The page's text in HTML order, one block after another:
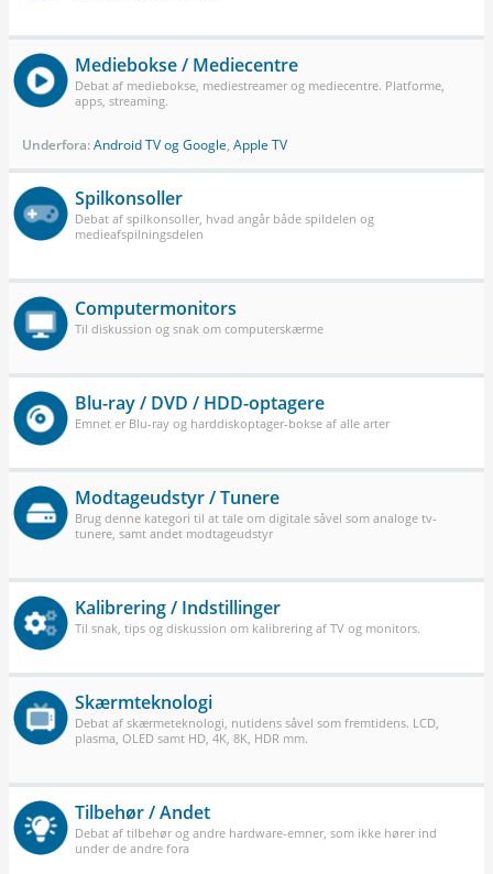
Mediebokse / Mediecentre
Debat af mediebokse, mediestreamer og mediecentre. Platforme,
apps, streaming.
Underfora:Android TV og Google, Apple TV
Spilkonsoller
Debat af spilkonsoller, hvad angår både spildelen og
medieafspilningsdelen
Computermonitors
Til diskussion og snak om computerskærme
Blu-ray / DVD / HDD-optagere
Emnet er Blu-ray og harddiskoptager-bokse af alle arter
Modtageudstyr / Tunere
Brug denne kategori til at tale om digitale såvel som analoge tv-
tunere, samt andet modtageudstyr
Kalibrering / Indstillinger
Til snak, tips og diskussion om kalibrering af TV og monitors.
Skærmteknologi
Debat af skærmeteknologi, nutidens såvel som fremtidens. LCD,
plasma, OLED samt HD, 4K, 8K, HDR mm.
Tilbehør / Andet
Debat af tilbehør og andre hardware-emner, som ikke hører ind
under de andre fora